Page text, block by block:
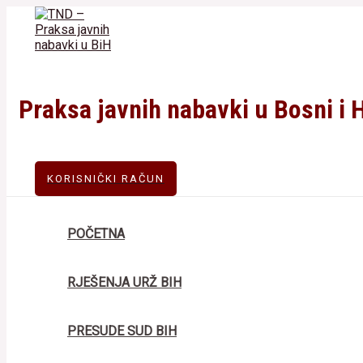
content
Praksa javnih nabavki u Bosni i
KORISNIČKI RAČUN
POČETNA
RJEŠENJA URŽ BIH
PRESUDE SUD BIH